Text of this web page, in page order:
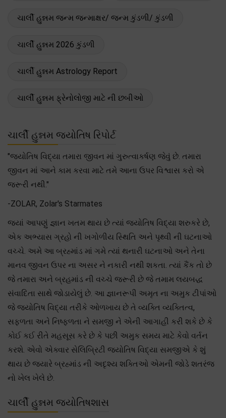
ચાર્લી હુન્નમ જન્મ જન્માક્ષર/ જન્મ કુંડળી/ કુંડળી
ચાર્લી હુન્નમ 2026 કુંડળી
ચાર્લી હુન્નમ Astrology Report
ચાર્લી હુન્નમ ફ્રેનોલોજી માટે ની છબીઓ
ચાર્લી હુન્નમ જ્યોતિષ રિપોર્ટ
"જ્યોતિષ વિદ્યા તમારા જીવન માં ગુરુત્વાકર્ષણ જેવું છે. તમારા
જીવન માં આને કામ કરવા માટે તમે આના ઉપર વિશ્વાસ કરો એ
જરૂરી નથી."
-ZOLAR, Zolar's Starmates
જ્યાં આપણું જ્ઞાન ખતમ થાય છે ત્યાં જ્યોતિષ વિદ્યા શરુકરે છે,
એક અભ્યાસ ગ્રહો ની ખગોળીય સ્થિતિ અને પૃથ્વી ની ઘટનાઓ
વચ્ચે. અમે આ બ્રહ્માંડ માં ગમે ત્યાં થનારી ઘટનાઓ અને તેના
માનવ જીવન ઉપર ના અસર ને નકારી નથી શકતા. ત્યાં કૈંક તો છે
જે તમારા અને બ્રહમાંડ ની વચ્ચે જરૂરી છે જે તમામ લયબદ્ધ
સંવાદિતા સાથે જોડાયેલું છે. આ જ્ઞાનરૂપી અમૃત ના અમુક ટીપાંઓ
જે જ્યોતિષ વિદ્યા તરીકે ઓળખાય છે તે વ્યક્તિ વ્યક્તિત્વ,
સફળતા અને નિષ્ફળતા ને સમજી ને એની આગાહી કરી શકે છે કે
કોઈ કઈ રીતે મહસૂસ કરે છે કે પછી અમુક સમય માટે કેવો વર્તન
કરશે. એવો એક્વાર સેલિબ્રિટી જ્યોતિષ વિદ્યા સમજીએ કે શું
થાય છે જયારે બ્રહ્માંડ ની અદૃશ્ય શક્તિઓ એમની જોડે શતરંજ
નો ખેલ ખેલે છે.
ચાર્લી હુન્નમ જ્યોતિષશાસ